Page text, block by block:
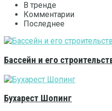
В тренде
Комментарии
Последнее
Бассейн и его
Бухарест Шопинг